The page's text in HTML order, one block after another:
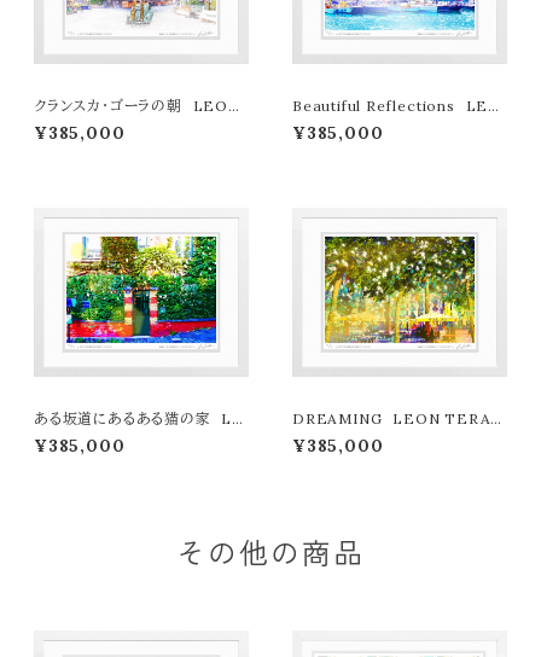
クランスカ・ゴーラの朝 LEON
TERASHIMA版画作品77作限
定（オンライン限定特典付き作
¥385,000
Beautiful Reflections LEO
N TERASHIMA版画作品77作
限定（オンライン限定特典付き作
¥385,000
ある坂道にあるある猫の家 LE
ON TERASHIMA版画作品77
作限定（オンライン限定特典付き
¥385,000
DREAMING LEON TERAS
HIMA版画作品77作限定（オン
ライン限定特典付き作品〉
¥385,000
その他の商品